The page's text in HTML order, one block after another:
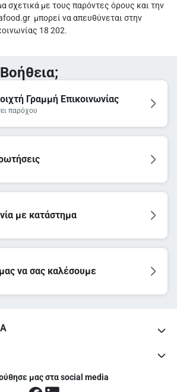
σχετικά με τους παρόντες όρους και την
μπορεί να απευθύνεται στην
18 202.
Γραμμή Επικοινωνίας
παρόχου
με κατάστημα
να σας καλέσουμε
μας στα social media